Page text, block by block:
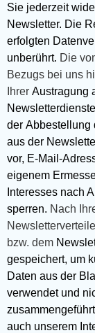
Sie jederzeit
Newsletter. Die
erfolgten
unberührt. Die
Bezugs bei uns
Ihrer Austragung
der Abbestellung
aus der
vor, E-Mail-
eigenem
Interesses nach
sperren. Nach
bzw. dem
gespeichert, um
Daten aus der
verwendet und
auch unserem